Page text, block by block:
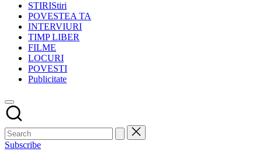
STIRIStiri
POVESTEA TA
INTERVIURI
TIMP LIBER
FILME
LOCURI
POVESTI
Publicitate
Subscribe